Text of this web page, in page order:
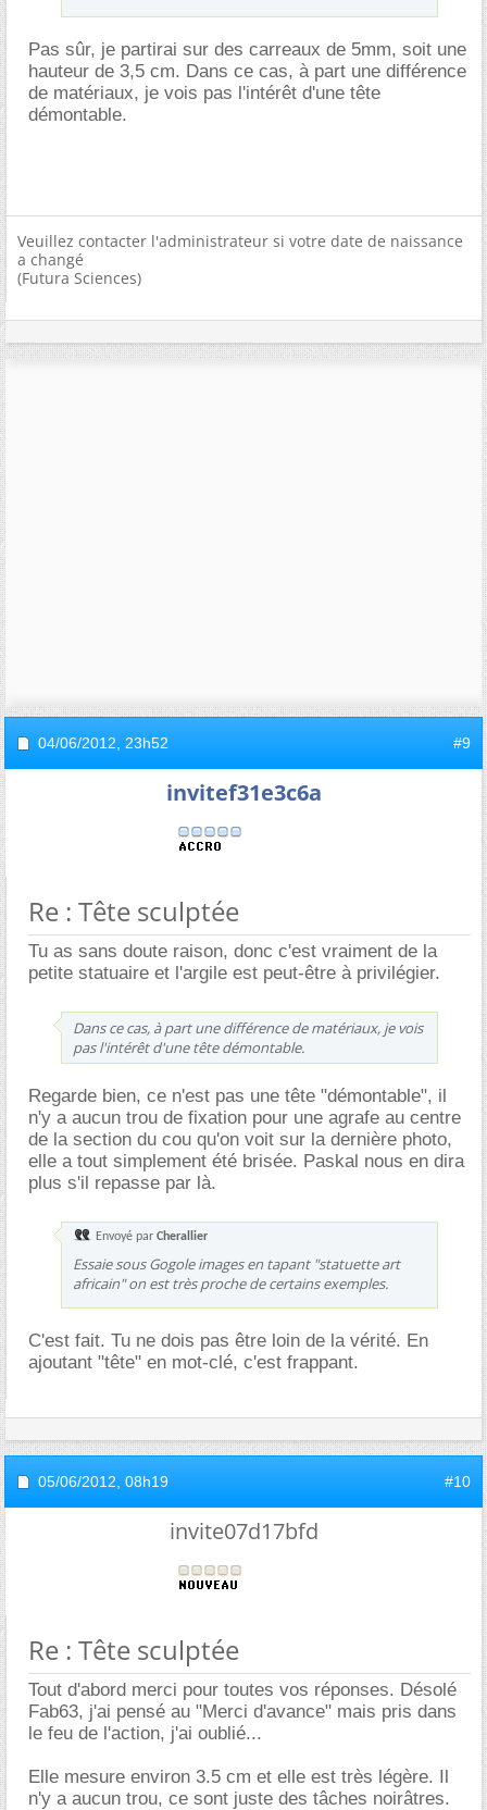
Pas sûr, je partirai sur des carreaux de 5mm, soit une
hauteur de 3,5 cm. Dans ce cas, à part une différence
de matériaux, je vois pas l'intérêt d'une tête
démontable.
Veuillez contacter l'administrateur si votre date de naissance
a changé
(Futura Sciences)
04/06/2012, 23h52 #9
invitef31e3c6a
Re : Tête sculptée
Tu as sans doute raison, donc c'est vraiment de la
petite statuaire et l'argile est peut-être à privilégier.
Dans ce cas, à part une différence de matériaux, je vois
pas l'intérêt d'une tête démontable.
Regarde bien, ce n'est pas une tête "démontable", il
n'y a aucun trou de fixation pour une agrafe au centre
de la section du cou qu'on voit sur la dernière photo,
elle a tout simplement été brisée. Paskal nous en dira
plus s'il repasse par là.
Envoyé par Cherallier
Essaie sous Gogole images en tapant "statuette art
africain" on est très proche de certains exemples.
C'est fait. Tu ne dois pas être loin de la vérité. En
ajoutant "tête" en mot-clé, c'est frappant.
05/06/2012, 08h19 #10
invite07d17bfd
Re : Tête sculptée
Tout d'abord merci pour toutes vos réponses. Désolé
Fab63, j'ai pensé au "Merci d'avance" mais pris dans
le feu de l'action, j'ai oublié...
Elle mesure environ 3.5 cm et elle est très légère. Il
n'y a aucun trou, ce sont juste des tâches noirâtres.